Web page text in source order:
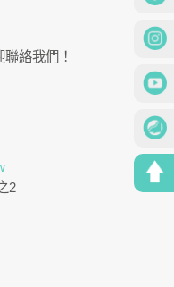
絡我們！
2